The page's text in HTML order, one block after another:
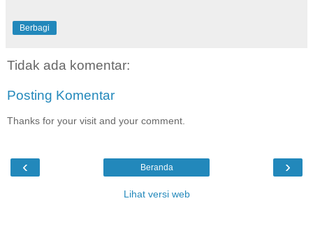
Berbagi
Tidak ada komentar:
Posting Komentar
Thanks for your visit and your comment.
‹ ›
Beranda
Lihat versi web